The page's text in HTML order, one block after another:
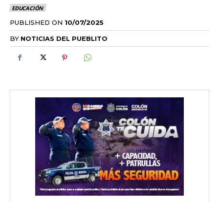
EDUCACIÓN
PUBLISHED ON 10/07/2025
BY NOTICIAS DEL PUEBLITO